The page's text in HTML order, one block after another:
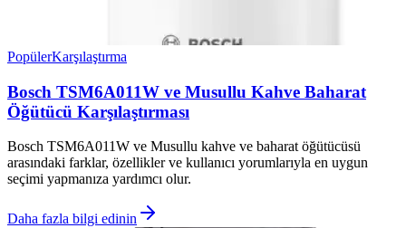
PopülerKarşılaştırma
Bosch TSM6A011W ve Musullu Kahve Baharat
Öğütücü Karşılaştırması
Bosch TSM6A011W ve Musullu kahve ve baharat öğütücüsü
arasındaki farklar, özellikler ve kullanıcı yorumlarıyla en uygun
seçimi yapmanıza yardımcı olur.
Daha fazla bilgi edinin